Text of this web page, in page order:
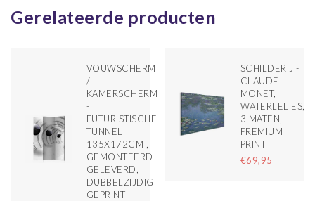
Gerelateerde producten
VOUWSCHERM
/
KAMERSCHERM
-
FUTURISTISCHE
TUNNEL
135X172CM ,
GEMONTEERD
GELEVERD,
DUBBELZIJDIG
GEPRINT
SCHILDERIJ -
CLAUDE
MONET,
WATERLELIES,
3 MATEN,
PREMIUM
PRINT
€69,95